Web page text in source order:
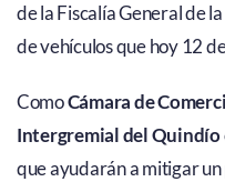
de la Fiscalía General de
de vehículos que hoy 12
ComoCámara de
Intergremialdel Quindío
que ayudarán a mitigar